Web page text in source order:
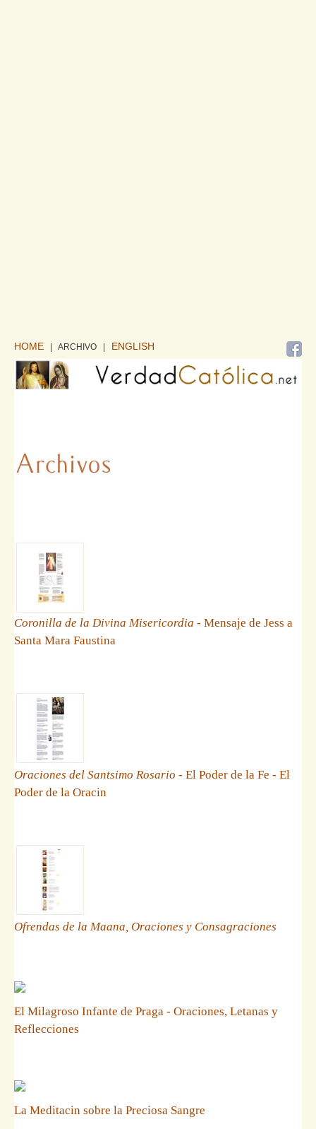
HOME | ARCHIVO ENGLISH
Coronilla de la Divina Misericordia - Mensaje de Jess a
Santa Mara Faustina
Oraciones del Santsimo Rosario - El Poder de la Fe - El
Poder de la Oracin
Ofrendas de la Maana, Oraciones y Consagraciones
El Milagroso Infante de Praga - Oraciones, Letanas y
Reflecciones
La Meditacin sobre la Preciosa Sangre